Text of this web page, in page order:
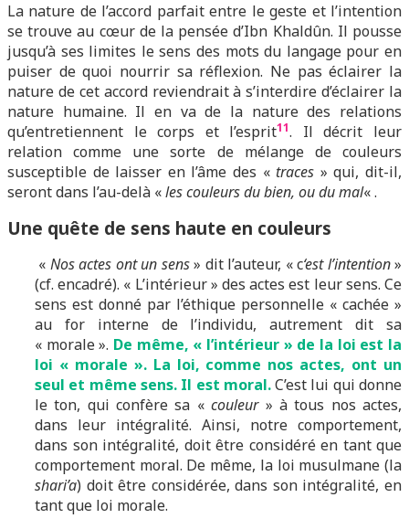
La nature de l’accord parfait entre le geste et l’intention
se trouve au cœur de la pensée d’Ibn Khaldûn. Il pousse
jusqu’à ses limites le sens des mots du langage pour en
puiser de quoi nourrir sa réflexion. Ne pas éclairer la
nature de cet accord reviendrait à s’interdire d’éclairer la
nature humaine. Il en va de la nature des relations
qu’entretiennent le corps et l’esprit11. Il décrit leur
relation comme une sorte de mélange de couleurs
susceptible de laisser en l’âme des « traces » qui, dit-il,
seront dans l’au-delà «les couleurs du bien, ou du mal« .
Une quête de sens haute en couleurs
« Nos actes ont un sens» dit l’auteur, « c‘est l’intention»
(cf. encadré). « L’intérieur » des actes est leur sens. Ce
sens est donné par l’éthique personnelle « cachée »
au for interne de l’individu, autrement dit sa
« morale ». De même, « l’intérieur » de la loi est la
loi « morale ». La loi, comme nos actes, ont un
seul et même sens. Il est moral.C’est lui qui donne
le ton, qui confère sa «couleur» à tous nos actes,
dans leur intégralité. Ainsi, notre comportement,
dans son intégralité, doit être considéré en tant que
comportement moral. De même, la loi musulmane (la
shari’a) doit être considérée, dans son intégralité, en
tant que loi morale.